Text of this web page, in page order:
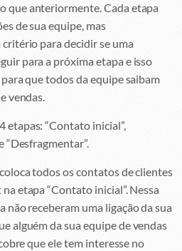
que anteriormente. Cada etapa
de sua equipe, mas
para decidir se uma
para a próxima etapa e isso
que todos da equipe saibam
vendas.
etapas: “Contato inicial”,
“Desfragmentar”.
todos os contatos de clientes
etapa “Contato inicial”. Nessa
não receberam uma ligação da sua
alguém da sua equipe de vendas
que ele tem interesse no